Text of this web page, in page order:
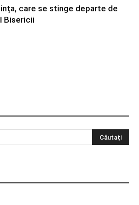
care se stinge departe de
Bisericii